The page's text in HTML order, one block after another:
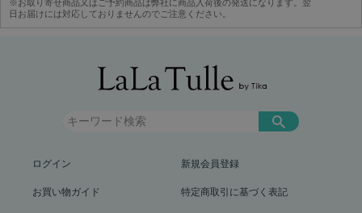
※お取り寄せ商品又はご予約商品は弊社に商品入荷後の発送になります。翌
日お届けには対応しておりませんのでご注意ください。
ログイン 新規会員登録
お買い物ガイド 特定商取引に基づく表記